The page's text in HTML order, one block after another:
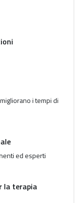
i tempi di
ed esperti
la terapia